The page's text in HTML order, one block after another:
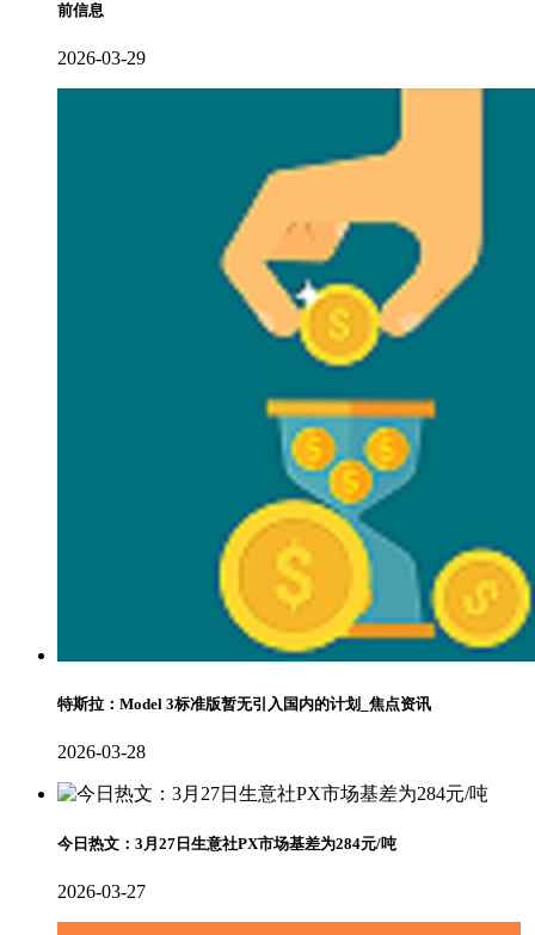
前信息
2026-03-29
特斯拉：Model 3标准版暂无引入国内的计划_焦点资讯
2026-03-28
今日热文：3月27日生意社PX市场基差为284元/吨
2026-03-27